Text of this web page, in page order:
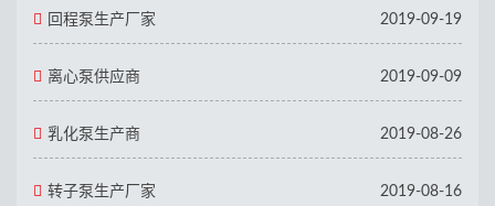
回程泵生产厂家 2019-09-19
离心泵供应商 2019-09-09
乳化泵生产商 2019-08-26
转子泵生产厂家 2019-08-16